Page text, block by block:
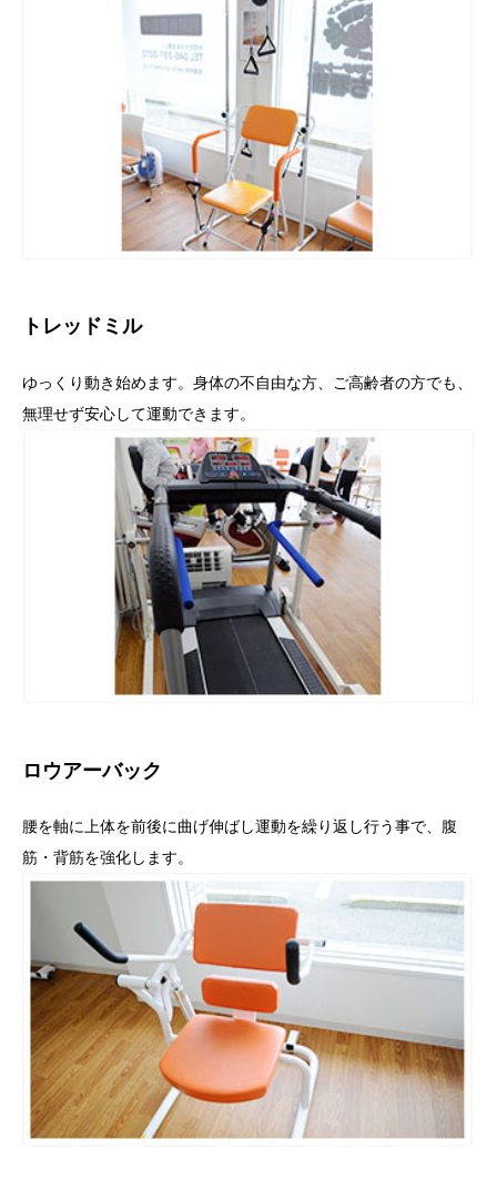
トレッドミル
ゆっくり動き始めます。身体の不自由な方、ご高齢者の方でも、
無理せず安心して運動できます。
ロウアーバック
腰を軸に上体を前後に曲げ伸ばし運動を繰り返し行う事で、腹
筋・背筋を強化します。